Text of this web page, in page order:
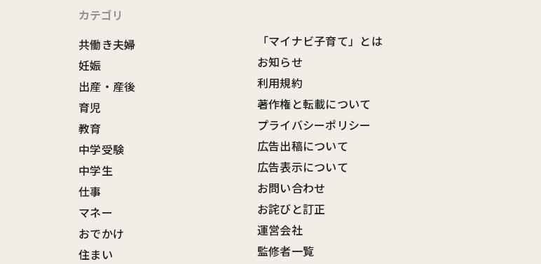
カテゴリ
共働き夫婦
妊娠
出産・産後
育児
教育
中学受験
中学生
仕事
マネー
おでかけ
住まい
「マイナビ子育て」とは
お知らせ
利用規約
著作権と転載について
プライバシーポリシー
広告出稿について
広告表示について
お問い合わせ
お詫びと訂正
運営会社
監修者一覧